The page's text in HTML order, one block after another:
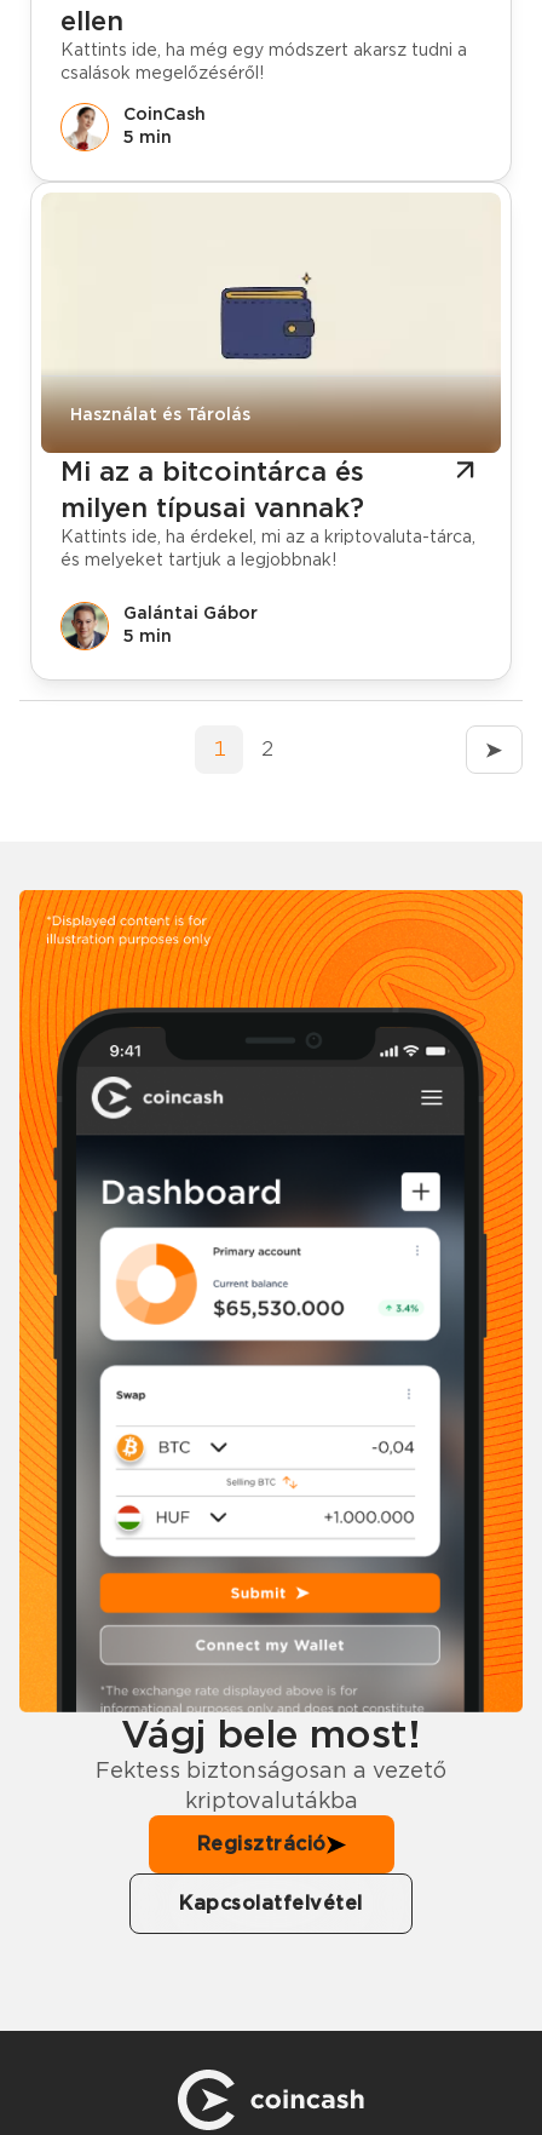
ellen
Kattints ide, ha még egy módszert akarsz tudni a
csalások megelőzéséről!
CoinCash
5 min
Használat és Tárolás
Mi az a bitcointárca és
milyen típusai vannak?
Kattints ide, ha érdekel, mi az a kriptovaluta-tárca,
és melyeket tartjuk a legjobbnak!
Galántai Gábor
5 min
1 2
Vágj bele most!
Fektess biztonságosan a vezető
kriptovalutákba
Regisztráció
Kapcsolatfelvétel